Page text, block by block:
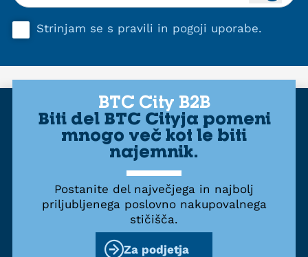
Strinjam se s pravili in pogoji uporabe.
BTC City B2B
Biti del BTC Cityja pomeni
mnogo več kot le biti
najemnik.
Postanite del največjega in najbolj
priljubljenega poslovno nakupovalnega
stičišča.
Za podjetja